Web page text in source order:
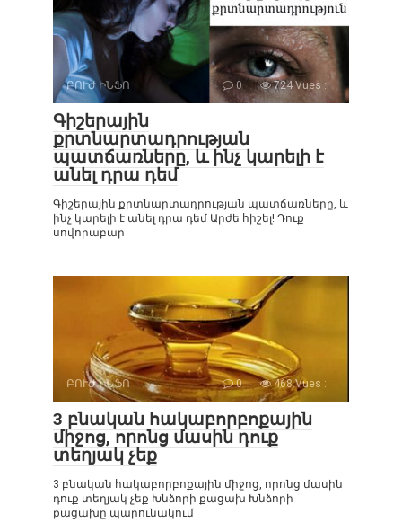
ԲՈՒԺ ԻՆՖՈ 0 724 Vues :
Գիշերային
քրտնարտադրության
պատճառները, և ինչ կարելի է
անել դրա դեմ
Գիշերային քրտնարտադրության պատճառները, և
ինչ կարելի է անել դրա դեմ Արժե հիշել! Դուք
սովորաբար
ԲՈՒԺ ԻՆՖՈ 0 468 Vues :
3 բնական հակաբորբոքային
միջոց, որոնց մասին դուք
տեղյակ չեք
3 բնական հակաբորբոքային միջոց, որոնց մասին
դուք տեղյակ չեք Խնձորի քացախ Խնձորի
քացախը պարունակում